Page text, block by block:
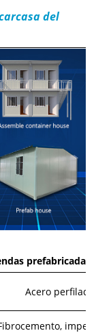
del
prefabricadas
Acero